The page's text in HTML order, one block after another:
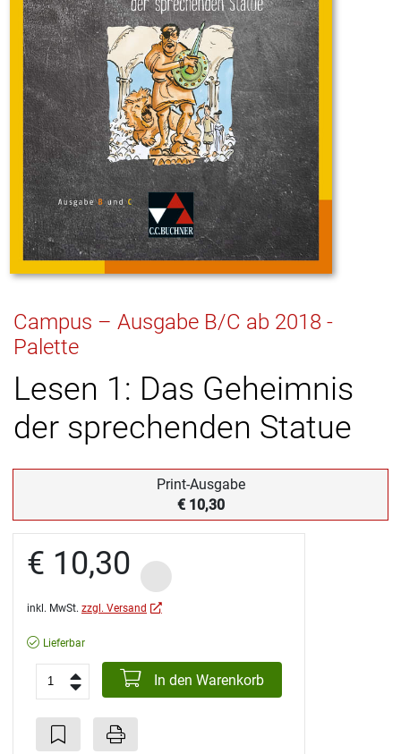
Campus – Ausgabe B/C ab 2018 -
Palette
Lesen 1: Das Geheimnis
der sprechenden Statue
Print-Ausgabe
€ 10,30
€ 10,30
inkl. MwSt. zzgl. Versand
Lieferbar
In den Warenkorb